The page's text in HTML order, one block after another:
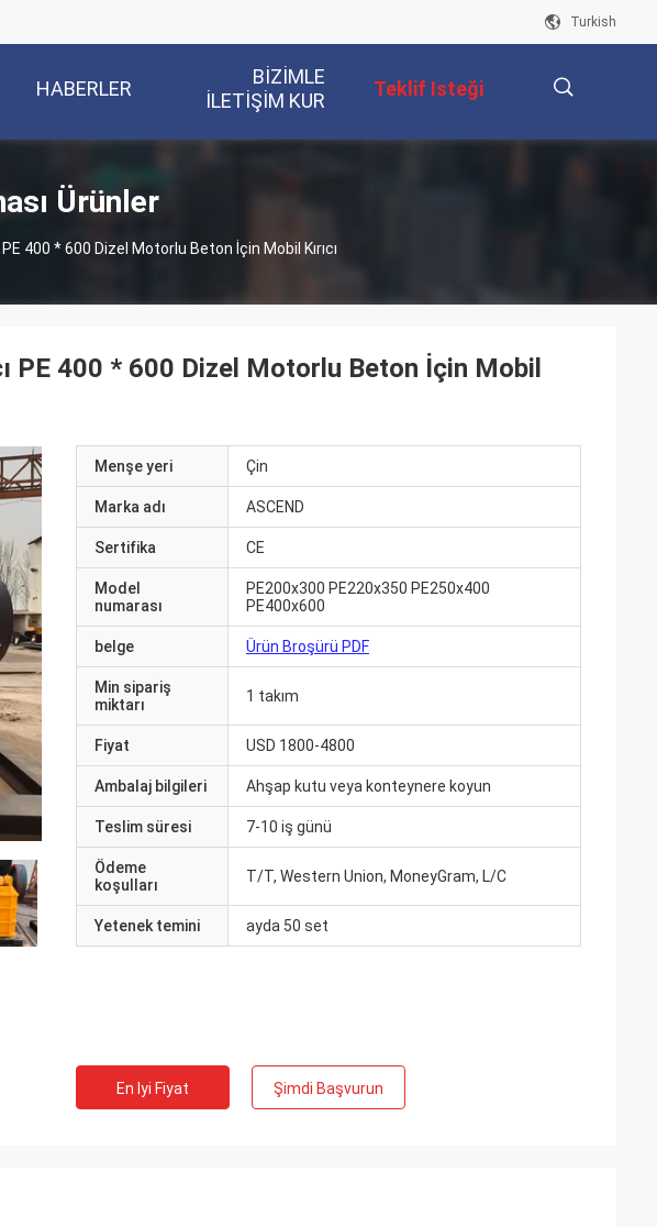
Turkish
HABERLER
BIZIMLE
ILETIŞIM KUR
Teklif Isteği
Ürünler
400 * 600 Dizel Motorlu Beton İçin Mobil Kırıcı
PE 400 * 600 Dizel Motorlu Beton İçin Mobil
Menşe yeri Çin
Marka adı ASCEND
Sertifika CE
Model
numarası
PE200x300 PE220x350 PE250x400
PE400x600
belge Ürün Broşürü PDF
Min sipariş
miktarı
1 takım
Fiyat USD 1800-4800
Ambalaj bilgileri Ahşap kutu veya konteynere koyun
Teslim süresi 7-10 iş günü
Ödeme
koşulları
T/T, Western Union, MoneyGram, L/C
Yetenek temini ayda 50 set
En Iyi Fiyat Şimdi Başvurun